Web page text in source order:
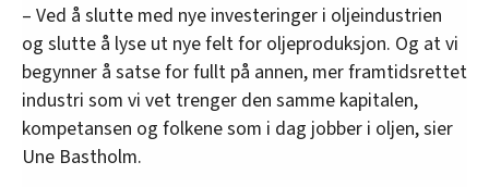
– Ved å slutte med nye investeringer i oljeindustrien
og slutte å lyse ut nye felt for oljeproduksjon. Og at vi
begynner å satse for fullt på annen, mer framtidsrettet
industri som vi vet trenger den samme kapitalen,
kompetansen og folkene som i dag jobber i oljen, sier
Une Bastholm.